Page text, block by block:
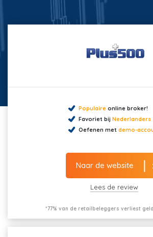
Populaireonline broker!
Favoriet bij Nederlanders
Oefenen met demo-
Naar de website
Lees de review
*77% van de retailbeleggers verliest geld